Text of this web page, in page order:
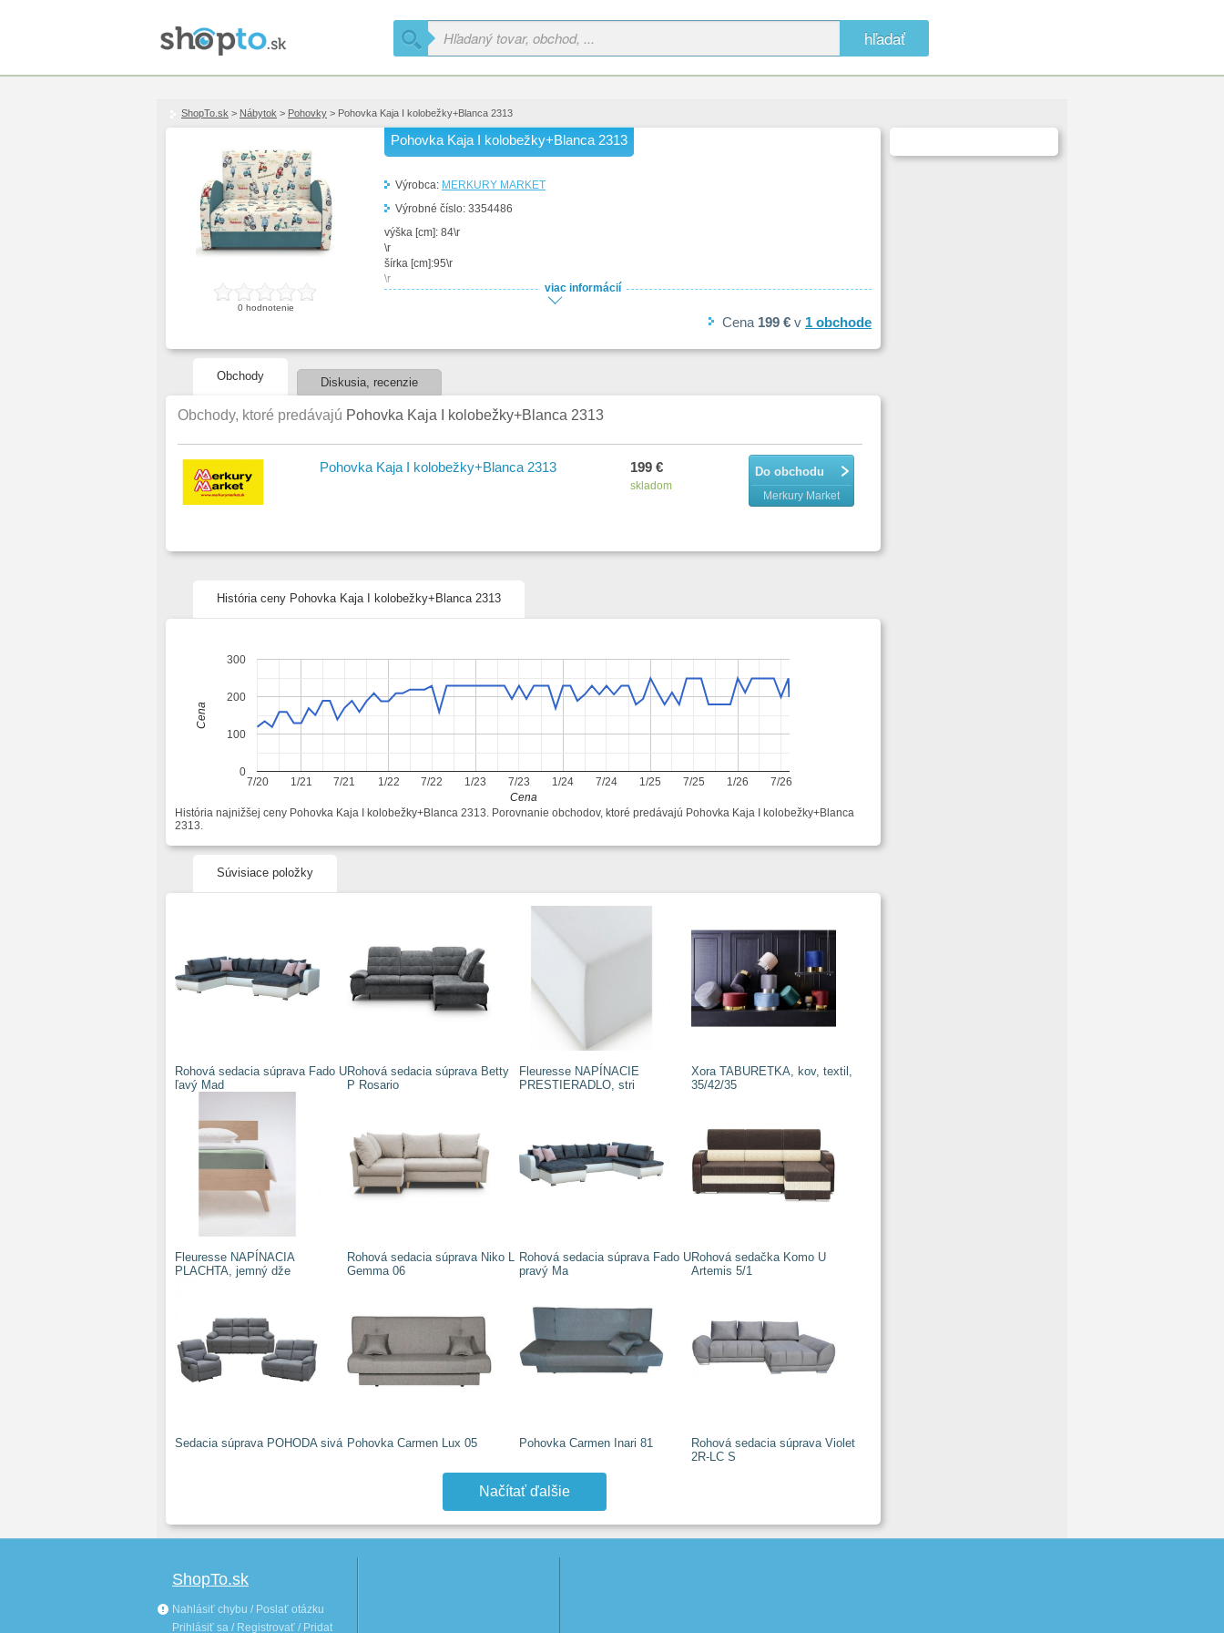
hľadať
ShopTo.sk > Nábytok > Pohovky > Pohovka Kaja I kolobežky+Blanca 2313
Pohovka Kaja I kolobežky+Blanca 2313
0hodnotenie
Výrobca: MERKURY MARKET
Výrobné číslo: 3354486
výška [cm]: 84\r
\r
šírka [cm]:95\r
\r
plocha na spanie: 195x80 cm\r
\r
potahová látka: materiál\r
prevedenie: uniwersalny\r
\r
viac informácií
Cena 199 € v 1 obchode
Obchody Diskusia, recenzie
Obchody, ktoré predávajú Pohovka Kaja I kolobežky+Blanca 2313
Pohovka Kaja I kolobežky+Blanca 2313 Do obchodu
Merkury Market
199 €
skladom
História ceny Pohovka Kaja I kolobežky+Blanca 2313
1/21 1/22 1/23 1/24 1/25 1/26
7/20 7/21 7/22 7/23 7/24 7/25 7/26
0
100
200
300
Cena
Cena
História najnižšej ceny Pohovka Kaja I kolobežky+Blanca 2313. Porovnanie obchodov, ktoré predávajú Pohovka Kaja I kolobežky+Blanca
2313.
Súvisiace položky
Rohová sedacia súprava Fado U
ľavý Mad
Rohová sedacia súprava Betty
P Rosario
Fleuresse NAPÍNACIE
PRESTIERADLO, stri
Xora TABURETKA, kov, textil,
35/42/35
Fleuresse NAPÍNACIA
PLACHTA, jemný dže
Rohová sedacia súprava Niko L
Gemma 06
Rohová sedacia súprava Fado U
pravý Ma
Rohová sedačka Komo U
Artemis 5/1
Sedacia súprava POHODA sivá Pohovka Carmen Lux 05 Pohovka Carmen Inari 81
Rohová sedacia súprava Violet
2R-LC S
Načítať ďalšie
ShopTo.sk
Nahlásiť chybu / Poslať otázku
Prihlásiť sa / Registrovať / Pridat